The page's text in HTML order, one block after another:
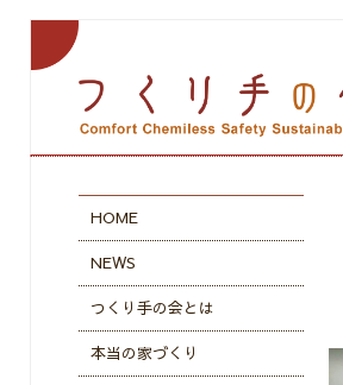
HOME
NEWS
つくり手の会とは
本当の家づくり